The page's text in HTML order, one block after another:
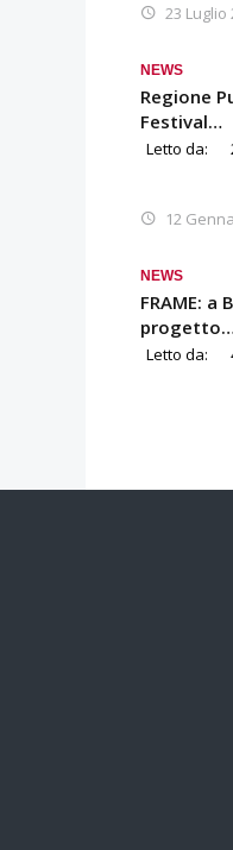
23 Luglio
NEWS
Regione
Festival…
Letto da:
12
NEWS
FRAME:
Letto da: